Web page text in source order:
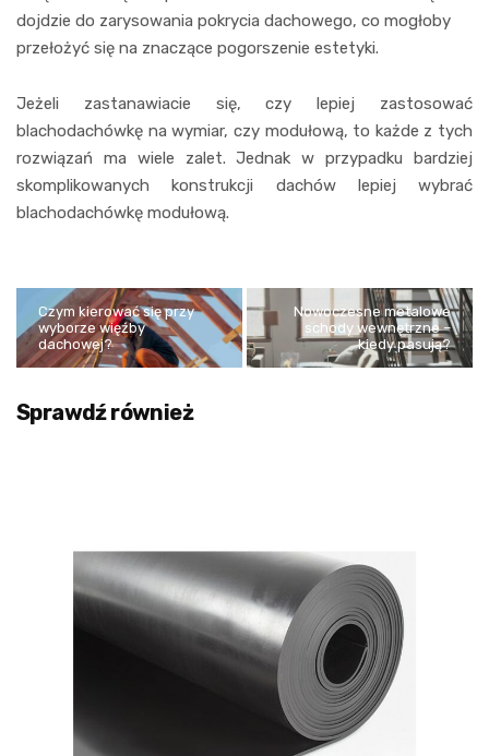
dojdzie do zarysowania pokrycia dachowego, co mogłoby
przełożyć się na znaczące pogorszenie estetyki.
Jeżeli zastanawiacie się, czy lepiej zastosować
blachodachówkę na wymiar, czy modułową, to każde z tych
rozwiązań ma wiele zalet. Jednak w przypadku bardziej
skomplikowanych konstrukcji dachów lepiej wybrać
blachodachówkę modułową.
Czym kierować się przy
wyborze więźby
dachowej?
Nowoczesne metalowe
schody wewnętrzne –
kiedy pasują?
Sprawdź również